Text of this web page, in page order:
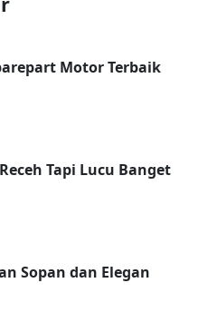
Motor Terbaik
Tapi Lucu Banget
Sopan dan Elegan